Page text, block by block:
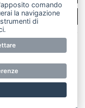
i diritti riservati.
anche
senza la
RI Lecco
10.329,14 €
comando
la navigazione
di